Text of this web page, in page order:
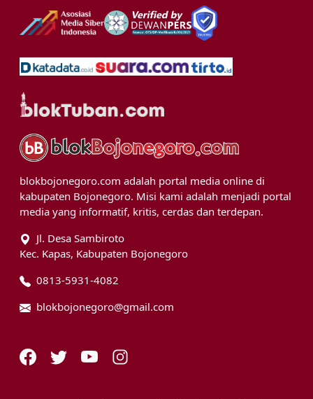
blokbojonegoro.com adalah portal media online di
kabupaten Bojonegoro. Misi kami adalah menjadi portal
media yang informatif, kritis, cerdas dan terdepan.
Jl. Desa Sambiroto
Kec. Kapas, Kabupaten Bojonegoro
0813-5931-4082
blokbojonegoro@gmail.com